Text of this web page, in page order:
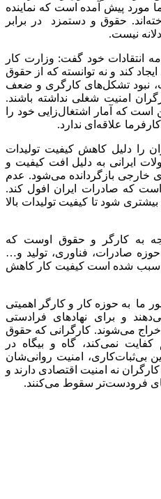
مورد پیش آمده است که نماینده
حقوق و دستمزد در برابر
نیست.
انتقادات خود گفت: وزارت کار
کند و نه توانسته که از حقوق
نبود تشکل‌های کارگری و ضعف
امنیت شغلی نداشته باشند.
که آمار اشتغال‌زایی خود را
علاقه‌ای ندارد.
را دلیل کاهش کیفیت تولیدات
ایرانی به دلیل افت کیفیت و
خارجی بازگردانده می‌شود. عدم
که صادرات ایران افول کند.
شود تا کیفیت تولیدات بالا
به کارگر و حقوق اوست که
صادرات، فناوری، تولید و…
سبب شده است کیفیت کار کاهش
ما به حوزه کار و کارگر اهمیتی
و برای نهادهای فرادستی
اخراج می‌شوند. کارگرانی که حقوق
نمی‌کند، گاه و بیگاه در
بی‌ثبات‌کاری، امنیت روانی‌شان
نه امنیت اقتصادی دارند و
فرودست‌تر سقوط می‌کنند.